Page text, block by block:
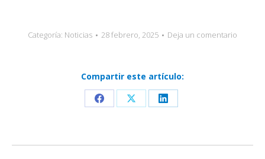
Categoría: Noticias 28 febrero, 2025 Deja un comentario
Compartir este artículo:
Share
Facebook
Share
X
Share
LinkedIn